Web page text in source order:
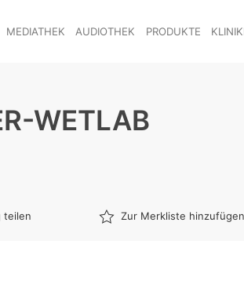
MEDIATHEK AUDIOTHEK PRODUKTE
WETLAB
teilen Zur Merkliste hinzufügen